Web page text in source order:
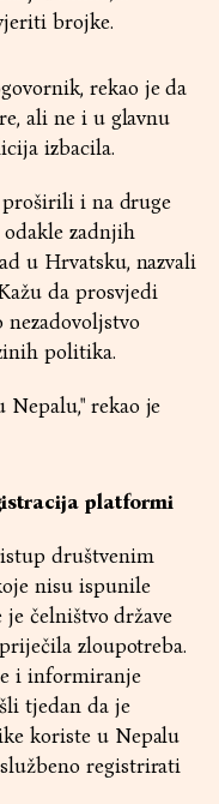
brojke.
rekao je da
ali ne i u glavnu
izbacila.
proširili i na druge
zadnjih
u Hrvatsku, nazvali
da prosvjedi
politika.
Nepalu," rekao je
platformi
društvenim
nisu ispunile
čelništvo države
zloupotreba.
i informiranje
tjedan da je
koriste u Nepalu
registrirati